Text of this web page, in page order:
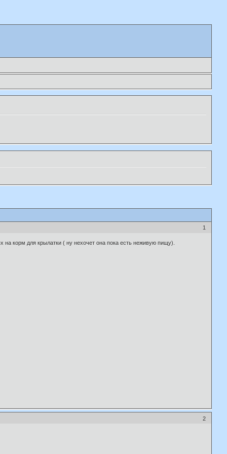
1
корм для крылатки ( ну нехочет она пока есть неживую пищу).
2